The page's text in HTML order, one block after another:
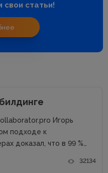
статьи!
Игорь
подходе к
доказал, что в 99 %
способов, среди
32134